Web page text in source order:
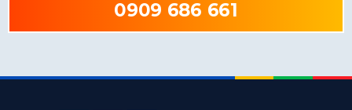
0909 686 661